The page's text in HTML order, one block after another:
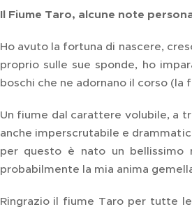
Il Fiume Taro, alcune note
Ho avuto la fortuna di nascere,
proprio sulle sue sponde, ho
boschi che ne adornano il corso
Un fiume dal carattere volubile, a
anche imperscrutabile e
per questo è nato un
probabilmente la mia anima
Ringrazio il fiume Taro per tutte